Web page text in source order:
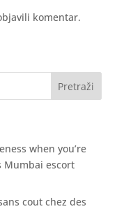
komentar.
when you’re
Mumbai escort
cout chez des